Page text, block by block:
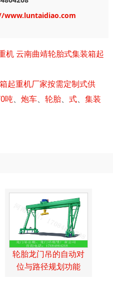
www.luntaidiao.com
机 云南曲靖轮胎式集装箱起
起重机厂家按需定制式供
吨、 炮车、 轮胎、 式、 集装
轮胎龙门吊的自动对
位与路径规划功能